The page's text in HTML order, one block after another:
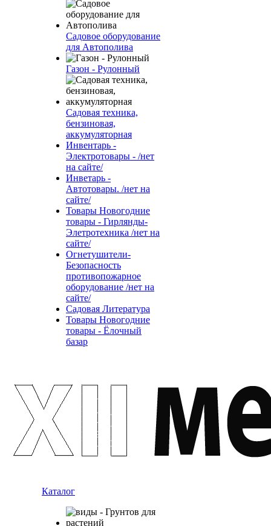
Садовое оборудование
для Автополива
Газон - Рулонный
Садовая техника,
бензиновая,
аккумуляторная
Инвентарь -
Электротовары - /нет
на сайте/
Инветарь -
Автотовары. /нет на
сайте/
Товары Новогодние
товары - Гирлянды-
Элетротехника /нет на
сайте/
Огнетушители-
Безопасность
противопожарное
оборудование /нет на
сайте/
Садовая Литература
Товары Новогодние
товары - Ёлочный
базар
Каталог